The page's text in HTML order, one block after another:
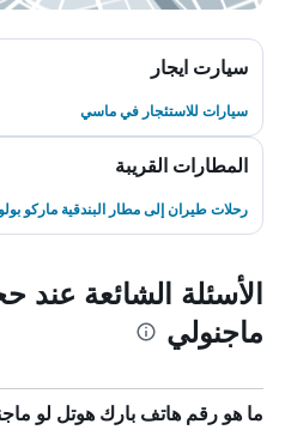
سيارت ايجار
سيارات للاستئجار في ماسي
المطارات القريبة
رحلات طيران إلى مطار البندقية ماركو بولو
الأسئلة الشائعة عند
ماجنولي
ما هو رقم هاتف بارك هوتل لو